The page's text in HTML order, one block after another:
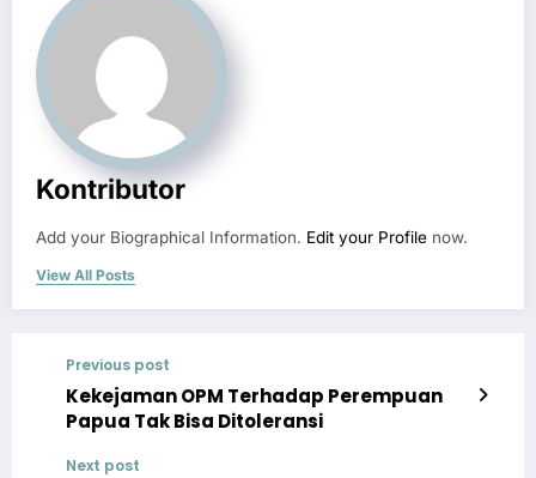
Kontributor
Add your Biographical Information. Edit your Profile now.
View All Posts
Previous post
Kekejaman OPM Terhadap Perempuan
Papua Tak Bisa Ditoleransi
Next post